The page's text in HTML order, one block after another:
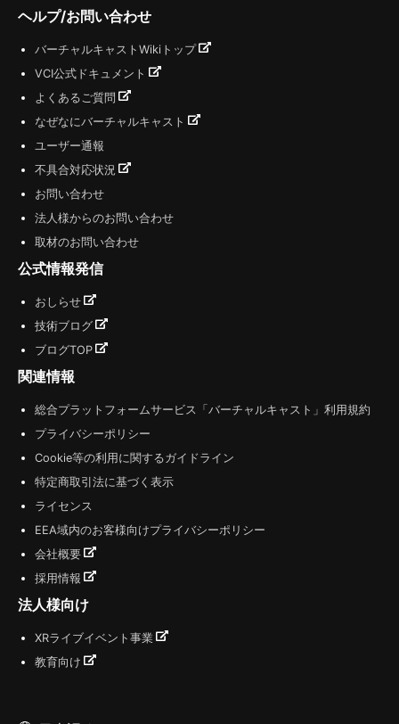
ヘルプ/お問い合わせ
バーチャルキャストWikiトップ
VCI公式ドキュメント
よくあるご質問
なぜなにバーチャルキャスト
ユーザー通報
不具合対応状況
お問い合わせ
法人様からのお問い合わせ
取材のお問い合わせ
公式情報発信
おしらせ
技術ブログ
ブログTOP
関連情報
総合プラットフォームサービス「バーチャルキャスト」利用規約
プライバシーポリシー
Cookie等の利用に関するガイドライン
特定商取引法に基づく表示
ライセンス
EEA域内のお客様向けプライバシーポリシー
会社概要
採用情報
法人様向け
XRライブイベント事業
教育向け